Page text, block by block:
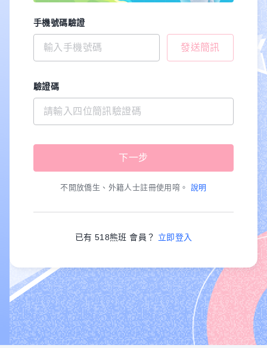
手機號碼驗證
發送簡訊
驗證碼
不開放僑生、外籍人士註冊使用唷。 說明
已有 518熊班 會員？ 立即登入